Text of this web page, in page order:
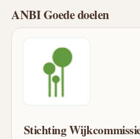
ANBI Goede doelen
Stichting